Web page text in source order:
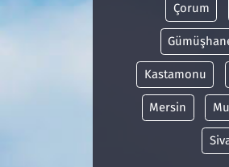
Çorum
Kastamonu
Mersin